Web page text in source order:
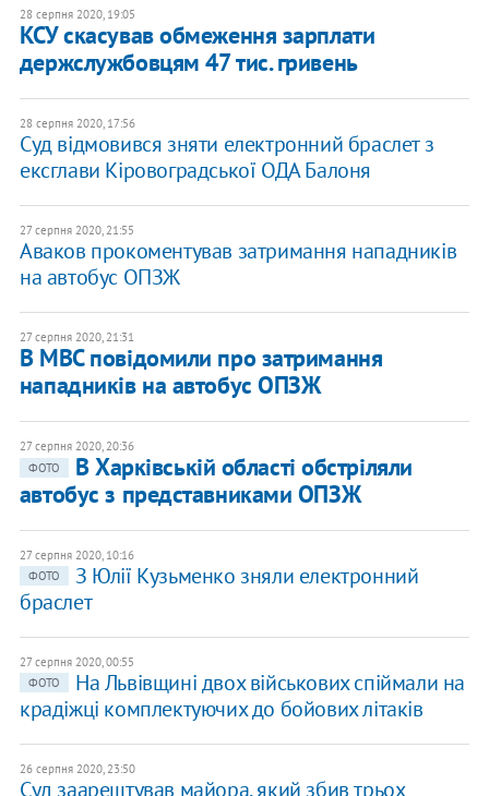
28 серпня 2020, 19:05
КСУ скасував обмеження зарплати
держслужбовцям 47 тис. гривень
28 серпня 2020, 17:56
Суд відмовився зняти електронний браслет з
ексглави Кіровоградської ОДА Балоня
27 серпня 2020, 21:55
Аваков прокоментував затримання нападників
на автобус ОПЗЖ
27 серпня 2020, 21:31
В МВС повідомили про затримання
нападників на автобус ОПЗЖ
27 серпня 2020, 20:36
ФОТО
В Харківській області обстріляли
автобус з представниками ОПЗЖ
27 серпня 2020, 10:16
ФОТО
З Юлії Кузьменко зняли електронний
браслет
27 серпня 2020, 00:55
ФОТО
На Львівщині двох військових спіймали на
крадіжці комплектуючих до бойових літаків
26 серпня 2020, 23:50
Суд заарештував майора, який збив трьох